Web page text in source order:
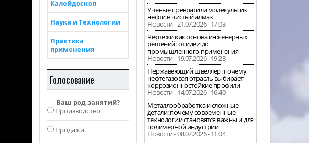
Калейдоскоп
Наука и Технологии
Практика
применения
Голосование
Ваш род занятий?
Производство
Продажи
Учёные превратили молекулы из
нефти в чистый алмаз
Новости - 21.07.2026 - 17:03
Чертежи как основа инженерных
решений: от идеи до
промышленного применения
Новости - 19.07.2026 - 19:23
Нержавеющий швеллер: почему
нефтегазовая отрасль выбирает
коррозионностойкие профили
Новости - 14.07.2026 - 16:40
Металлообработка и сложные
детали: почему современные
технологии становятся важны и для
полимерной индустрии
Новости - 08.07.2026 - 11:04